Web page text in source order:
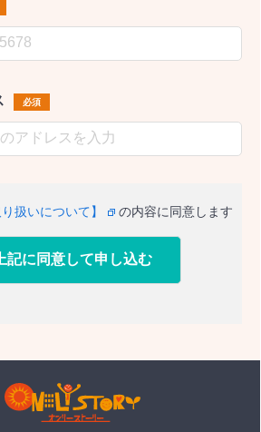
必須
扱いについて】 の内容に同意します